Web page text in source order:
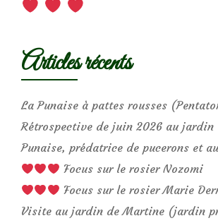
Articles récents
La Punaise à pattes rousses
Rétrospective de juin 2026 au jardin
Punaise, prédatrice de pucerons et
Focus sur le rosier Nozomi
Focus sur le rosier Marie
Visite au jardin de Martine (jardin